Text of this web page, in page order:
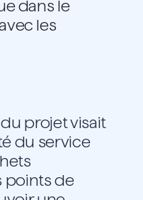
dans le
les
projet visait
du service
points de